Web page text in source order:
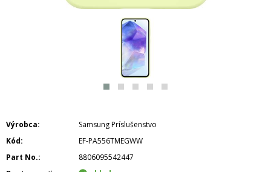
Výrobca
Samsung Príslušenstvo
Kód
EF-PA556TMEGWW
Part No.
8806095542447